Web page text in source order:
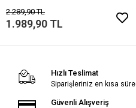
2.289,90 TL
1.989,90 TL
Hızlı Teslimat
Siparişleriniz en kısa
Güvenli Alışveriş